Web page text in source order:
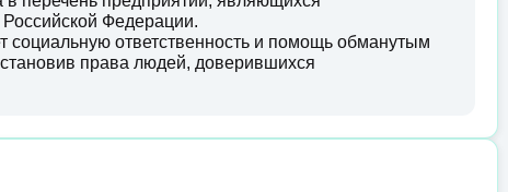
Федерации.
социальную ответственность и помощь обманутым
права людей, доверившихся